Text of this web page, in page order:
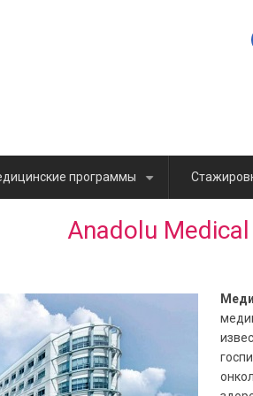
программы
Anadolu